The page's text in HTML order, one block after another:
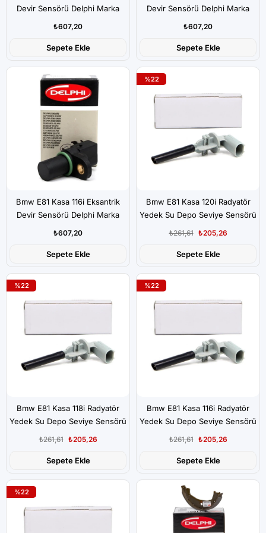
Devir Sensörü Delphi Marka
₺607,20
Sepete Ekle
Devir Sensörü Delphi Marka
₺607,20
Sepete Ekle
Bmw E81 Kasa 116i Eksantrik
Devir Sensörü Delphi Marka
₺607,20
Sepete Ekle
Bmw E81 Kasa 120i Radyatör
Yedek Su Depo Seviye Sensörü
₺205,26
₺261,61
Sepete Ekle
%22
Bmw E81 Kasa 118i Radyatör
Yedek Su Depo Seviye Sensörü
₺205,26
₺261,61
Sepete Ekle
%22
Bmw E81 Kasa 116i Radyatör
Yedek Su Depo Seviye Sensörü
₺205,26
₺261,61
Sepete Ekle
%22
%22